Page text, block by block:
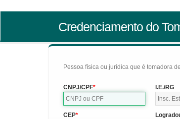
Credenciamento do
Pessoa física ou jurídica que é tomadora
CNPJ/CPF I.E./RG
CEP